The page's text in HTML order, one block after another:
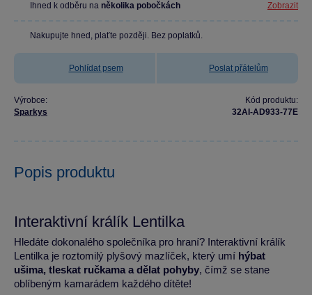
Ihned k odběru na několika pobočkách Zobrazit
Nakupujte hned, plaťte později. Bez poplatků.
Pohlídat psem Poslat přátelům
Výrobce:
Sparkys
Kód produktu:
32AI-AD933-77E
Popis produktu
Interaktivní králík Lentilka
Hledáte dokonalého společníka pro hraní? Interaktivní králík
Lentilka je roztomilý plyšový mazlíček, který umí hýbat
ušima, tleskat ručkama a dělat pohyby, čímž se stane
oblíbeným kamarádem každého dítěte!